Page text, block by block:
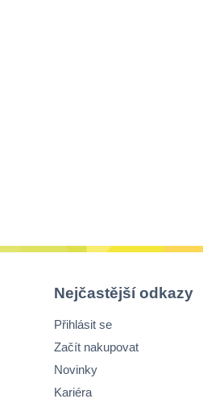
Nejčastější odkazy
Přihlásit se
Začít nakupovat
Novinky
Kariéra